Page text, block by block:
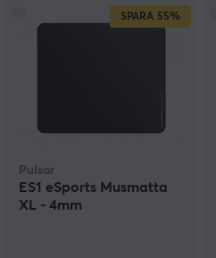
SPARA 55%
Pulsar
ES1 eSports Musmatta
XL - 4mm